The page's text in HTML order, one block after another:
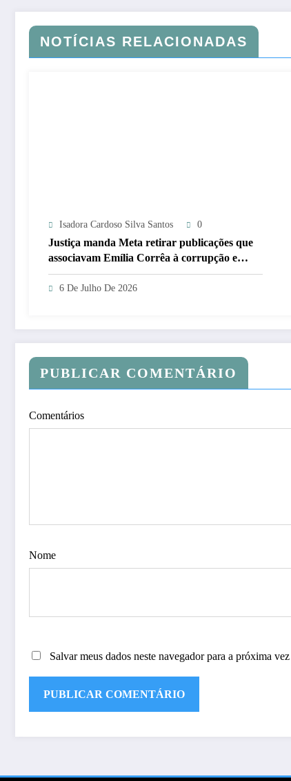
NOTÍCIAS RELACIONADAS
Isadora Cardoso Silva Santos 0
Justiça manda Meta retirar publicações que
associavam Emília Corrêa à corrupção e
identificar responsáveis
6 De Julho De 2026
PUBLICAR COMENTÁRIO
Comentários
Nome
Salvar meus dados neste navegador para a próxima